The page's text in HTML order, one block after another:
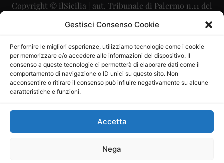
Gestisci Consenso Cookie
Per fornire le migliori esperienze, utilizziamo tecnologie come i cookie
per memorizzare e/o accedere alle informazioni del dispositivo. Il
consenso a queste tecnologie ci permetterà di elaborare dati come il
comportamento di navigazione o ID unici su questo sito. Non
acconsentire o ritirare il consenso può influire negativamente su alcune
caratteristiche e funzioni.
Accetta
Nega
Copyright © ilSicilia | aut. Tribunale di Palermo n.11 del
29/09/2015
Direttore Editoriale: Maurizio Scaglione
Direttore Responsabile: Maria Calabrese
P.IVA: 06334930820
Mercurio Comunicazione Società Cooperativa a r.l. è
iscritta al Registro degli Operatori di Comunicazione al